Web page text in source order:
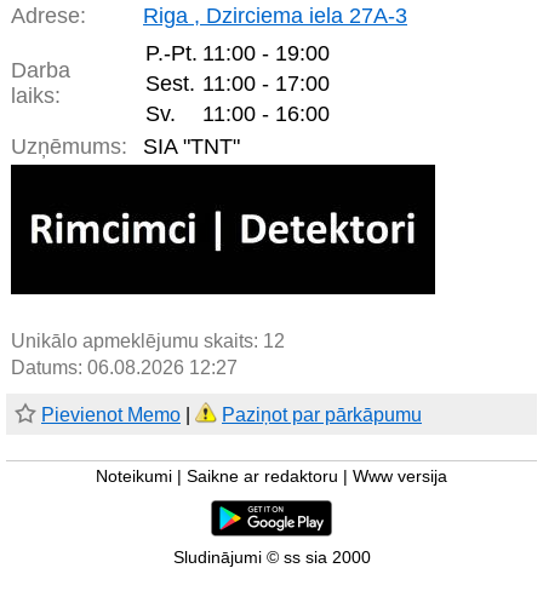
Adrese:
Riga , Dzirciema iela 27A-3
Darba
laiks:
P.-Pt. 11:00 - 19:00
Sest. 11:00 - 17:00
Sv.
11:00 - 16:00
Uzņēmums:
SIA "TNT"
Unikālo apmeklējumu skaits: 12
Datums: 06.08.2026 12:27
Pievienot Memo Paziņot par pārkāpumu
Noteikumi Saikne ar redaktoru Www versija
Sludinājumi © ss sia 2000